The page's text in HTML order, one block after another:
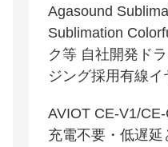
Agasound
Sublimation
ク等 自社開発ド
ジング採用有線イ
AVIOT CE-V1/
充電不要・低遅